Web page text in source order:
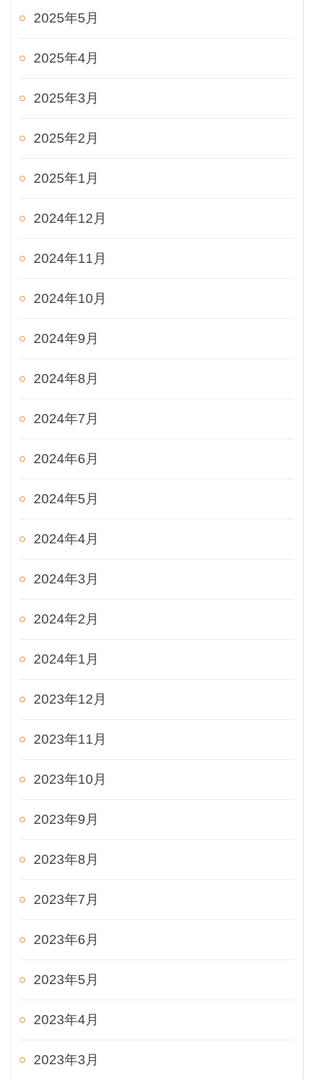
2025年5月
2025年4月
2025年3月
2025年2月
2025年1月
2024年12月
2024年11月
2024年10月
2024年9月
2024年8月
2024年7月
2024年6月
2024年5月
2024年4月
2024年3月
2024年2月
2024年1月
2023年12月
2023年11月
2023年10月
2023年9月
2023年8月
2023年7月
2023年6月
2023年5月
2023年4月
2023年3月